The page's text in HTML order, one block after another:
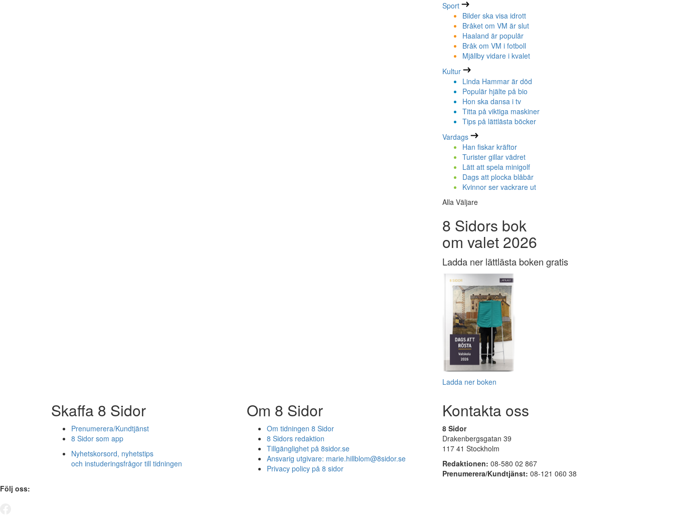
Sport
Bilder ska visa idrott
Bråket om VM är slut
Haaland är populär
Bråk om VM i fotboll
Mjällby vidare i kvalet
Kultur
Linda Hammar är död
Populär hjälte på bio
Hon ska dansa i tv
Titta på viktiga maskiner
Tips på lättlästa böcker
Vardags
Han fiskar kräftor
Turister gillar vädret
Lätt att spela minigolf
Dags att plocka blåbär
Kvinnor ser vackrare ut
Alla Väljare
8 Sidors bok
om valet 2026
Ladda ner lättlästa boken gratis
Ladda ner boken
Skaffa 8 Sidor
Prenumerera/Kundtjänst
8 Sidor som app
Nyhetskorsord, nyhetstips
och instuderingsfrågor till tidningen
Om 8 Sidor
Om tidningen 8 Sidor
8 Sidors redaktion
Tillgänglighet på 8sidor.se
Ansvarig utgivare: marie.hillblom@8sidor.se
Privacy policy på 8 sidor
Kontakta oss
8 Sidor
Drakenbergsgatan 39
117 41 Stockholm
Redaktionen: 08-580 02 867
Prenumerera/Kundtjänst: 08-121 060 38
Följ oss: